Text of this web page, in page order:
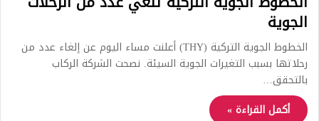
الجوية
الخطوط الجوية التركية (THY) أعلنت مساء اليوم عن إلغاء عدد من
رحلاتها بسبب التغيرات الجوية السيئة. نصحت الشركة الركاب
بالتحقق…
أكمل القراءة »